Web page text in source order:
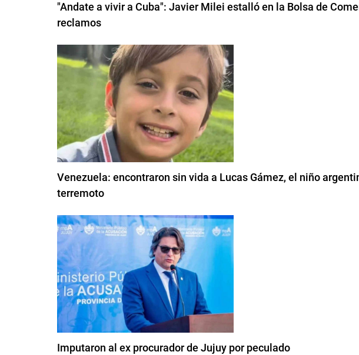
"Andate a vivir a Cuba": Javier Milei estalló en la Bolsa de
reclamos
Venezuela: encontraron sin vida a Lucas Gámez, el niño
terremoto
Imputaron al ex procurador de Jujuy por peculado